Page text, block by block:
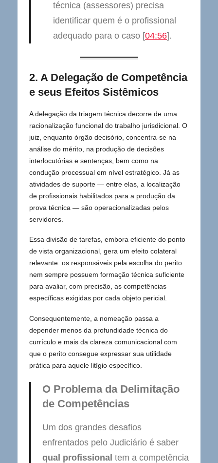
técnica (assessores) precisa
identificar quem é o profissional
adequado para o caso [04:56].
2. A Delegação de Competência
e seus Efeitos Sistêmicos
A delegação da triagem técnica decorre de uma
racionalização funcional do trabalho jurisdicional. O
juiz, enquanto órgão decisório, concentra-se na
análise do mérito, na produção de decisões
interlocutórias e sentenças, bem como na
condução processual em nível estratégico. Já as
atividades de suporte — entre elas, a localização
de profissionais habilitados para a produção da
prova técnica — são operacionalizadas pelos
servidores.
Essa divisão de tarefas, embora eficiente do ponto
de vista organizacional, gera um efeito colateral
relevante: os responsáveis pela escolha do perito
nem sempre possuem formação técnica suficiente
para avaliar, com precisão, as competências
específicas exigidas por cada objeto pericial.
Consequentemente, a nomeação passa a
depender menos da profundidade técnica do
currículo e mais da clareza comunicacional com
que o perito consegue expressar sua utilidade
prática para aquele litígio específico.
O Problema da Delimitação
de Competências
Um dos grandes desafios
enfrentados pelo Judiciário é saber
qual profissional tem a competência